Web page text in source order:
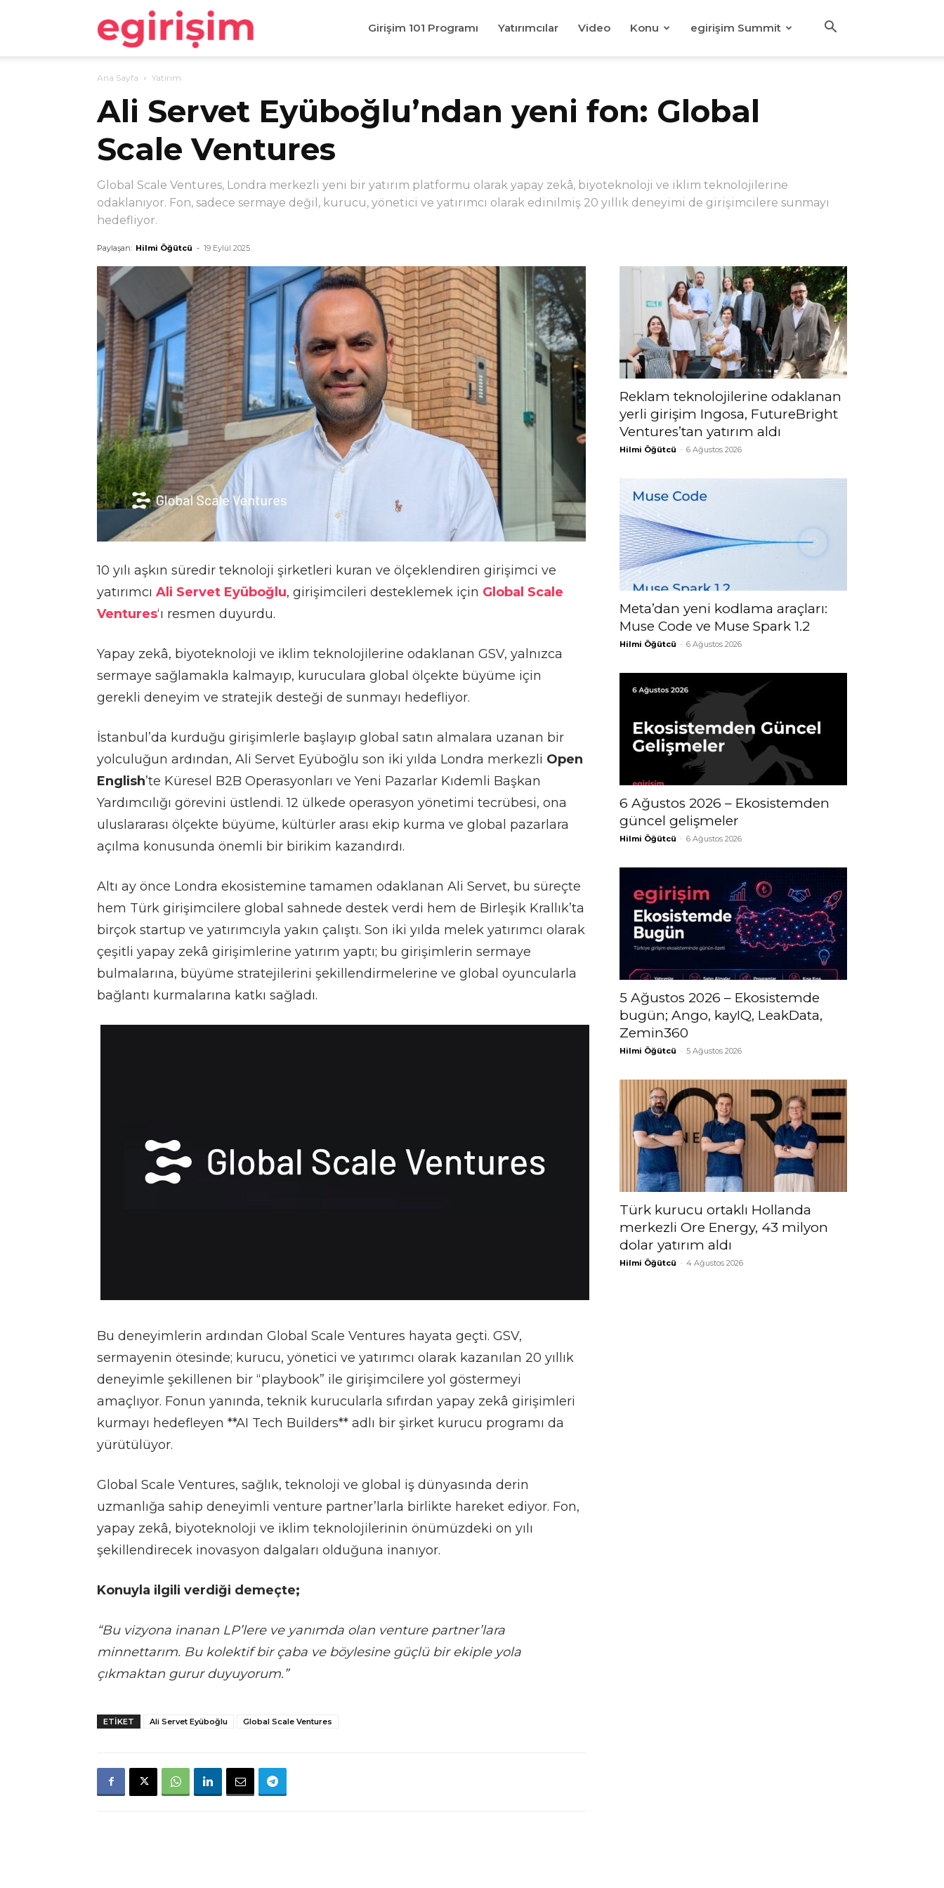
egirişim Girişim 101 Programı Yatırımcılar Video Konu egirişim Summit
Ana Sayfa Yatırım
Ali Servet Eyüboğlu’ndan yeni fon: Global
Scale Ventures
Global Scale Ventures, Londra merkezli yeni bir yatırım platformu olarak yapay zekâ, biyoteknoloji ve iklim teknolojilerine
odaklanıyor. Fon, sadece sermaye değil, kurucu, yönetici ve yatırımcı olarak edinilmiş 20 yıllık deneyimi de girişimcilere sunmayı
hedefliyor.
Paylaşan: Hilmi Öğütcü - 19 Eylül 2025
10 yılı aşkın süredir teknoloji şirketleri kuran ve ölçeklendiren girişimci ve
yatırımcı Ali Servet Eyüboğlu, girişimcileri desteklemek için Global Scale
Ventures‘ı resmen duyurdu.
Yapay zekâ, biyoteknoloji ve iklim teknolojilerine odaklanan GSV, yalnızca
sermaye sağlamakla kalmayıp, kuruculara global ölçekte büyüme için
gerekli deneyim ve stratejik desteği de sunmayı hedefliyor.
İstanbul’da kurduğu girişimlerle başlayıp global satın almalara uzanan bir
yolculuğun ardından, Ali Servet Eyüboğlu son iki yılda Londra merkezli Open
English’te Küresel B2B Operasyonları ve Yeni Pazarlar Kıdemli Başkan
Yardımcılığı görevini üstlendi. 12 ülkede operasyon yönetimi tecrübesi, ona
uluslararası ölçekte büyüme, kültürler arası ekip kurma ve global pazarlara
açılma konusunda önemli bir birikim kazandırdı.
Altı ay önce Londra ekosistemine tamamen odaklanan Ali Servet, bu süreçte
hem Türk girişimcilere global sahnede destek verdi hem de Birleşik Krallık’ta
birçok startup ve yatırımcıyla yakın çalıştı. Son iki yılda melek yatırımcı olarak
çeşitli yapay zekâ girişimlerine yatırım yaptı; bu girişimlerin sermaye
bulmalarına, büyüme stratejilerini şekillendirmelerine ve global oyuncularla
bağlantı kurmalarına katkı sağladı.
Bu deneyimlerin ardından Global Scale Ventures hayata geçti. GSV,
sermayenin ötesinde; kurucu, yönetici ve yatırımcı olarak kazanılan 20 yıllık
deneyimle şekillenen bir “playbook” ile girişimcilere yol göstermeyi
amaçlıyor. Fonun yanında, teknik kurucularla sıfırdan yapay zekâ girişimleri
kurmayı hedefleyen **AI Tech Builders** adlı bir şirket kurucu programı da
yürütülüyor.
Global Scale Ventures, sağlık, teknoloji ve global iş dünyasında derin
uzmanlığa sahip deneyimli venture partner’larla birlikte hareket ediyor. Fon,
yapay zekâ, biyoteknoloji ve iklim teknolojilerinin önümüzdeki on yılı
şekillendirecek inovasyon dalgaları olduğuna inanıyor.
Konuyla ilgili verdiği demeçte;
“Bu vizyona inanan LP’lere ve yanımda olan venture partner’lara
minnettarım. Bu kolektif bir çaba ve böylesine güçlü bir ekiple yola
çıkmaktan gurur duyuyorum.”
ETIKET Ali Servet Eyüboğlu Global Scale Ventures
Reklam teknolojilerine odaklanan
yerli girişim Ingosa, FutureBright
Ventures’tan yatırım aldı
Hilmi Öğütcü - 6 Ağustos 2026
Meta’dan yeni kodlama araçları:
Muse Code ve Muse Spark 1.2
Hilmi Öğütcü - 6 Ağustos 2026
6 Ağustos 2026 – Ekosistemden
güncel gelişmeler
Hilmi Öğütcü - 6 Ağustos 2026
5 Ağustos 2026 – Ekosistemde
bugün; Ango, kayIQ, LeakData,
Zemin360
Hilmi Öğütcü - 5 Ağustos 2026
Türk kurucu ortaklı Hollanda
merkezli Ore Energy, 43 milyon
dolar yatırım aldı
Hilmi Öğütcü - 4 Ağustos 2026